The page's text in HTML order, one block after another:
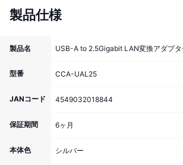
製品仕様
製品名 USB-A to 2.5Gigabit LAN変換アダプタ
型番 CCA-UAL25
JANコード 4549032018844
保証期間 6ヶ月
本体色 シルバー